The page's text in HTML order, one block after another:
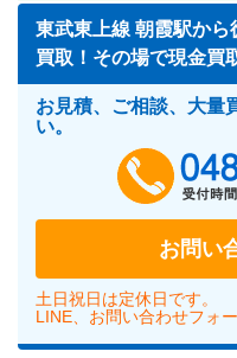
東武東上線 朝霞駅か
買取！その場で現金買
お見積、ご相談、大量
い。
お問い
土日祝日は定休日です。
LINE、お問い合わせフォ